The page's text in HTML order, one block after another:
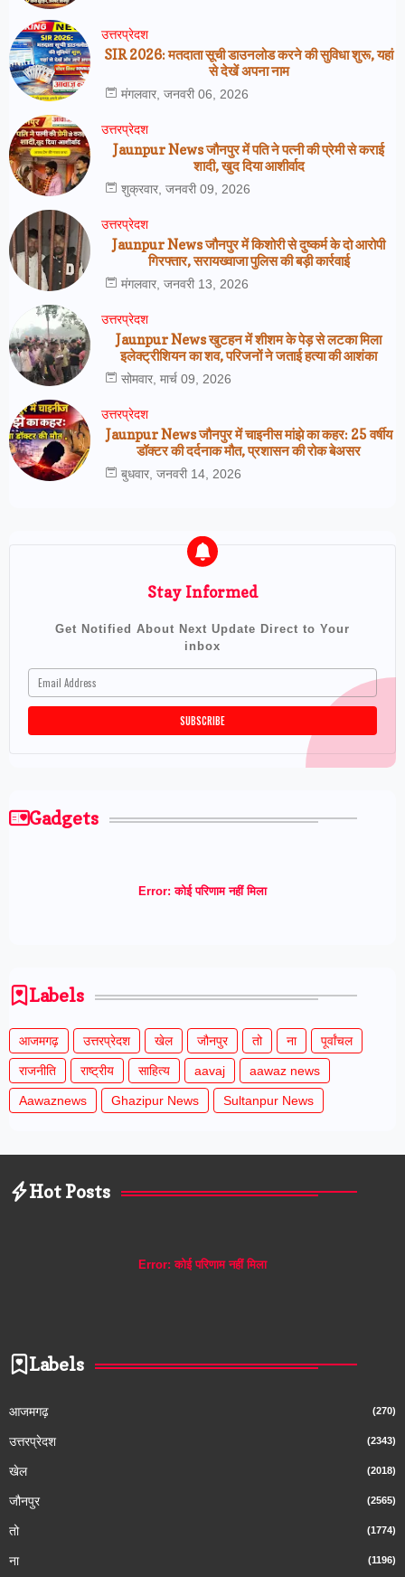
उत्तरप्रेदश
SIR 2026: मतदाता सूची डाउनलोड करने की सुविधा शुरू, यहां
से देखें अपना नाम
मंगलवार, जनवरी 06, 2026
उत्तरप्रेदश
Jaunpur News जौनपुर में पति ने पत्नी की प्रेमी से कराई
शादी, खुद दिया आशीर्वाद
शुक्रवार, जनवरी 09, 2026
उत्तरप्रेदश
Jaunpur News जौनपुर में किशोरी से दुष्कर्म के दो आरोपी
गिरफ्तार, सरायख्वाजा पुलिस की बड़ी कार्रवाई
मंगलवार, जनवरी 13, 2026
उत्तरप्रेदश
Jaunpur News खुटहन में शीशम के पेड़ से लटका मिला
इलेक्ट्रीशियन का शव, परिजनों ने जताई हत्या की आशंका
सोमवार, मार्च 09, 2026
उत्तरप्रेदश
Jaunpur News जौनपुर में चाइनीस मांझे का कहर: 25 वर्षीय
डॉक्टर की दर्दनाक मौत, प्रशासन की रोक बेअसर
बुधवार, जनवरी 14, 2026
Stay Informed
Get Notified About Next Update Direct to Your
inbox
Gadgets
Error: कोई परिणाम नहीं मिला
Labels
आजमगढ़ उत्तरप्रेदश खेल जौनपुर तो ना पूर्वांचल
राजनीति राष्ट्रीय साहित्य aavaj aawaz news
Aawaznews Ghazipur News Sultanpur News
Hot Posts
Error: कोई परिणाम नहीं मिला
Labels
आजमगढ़ (270)
उत्तरप्रेदश (2343)
खेल (2018)
जौनपुर (2565)
तो (1774)
ना (1196)